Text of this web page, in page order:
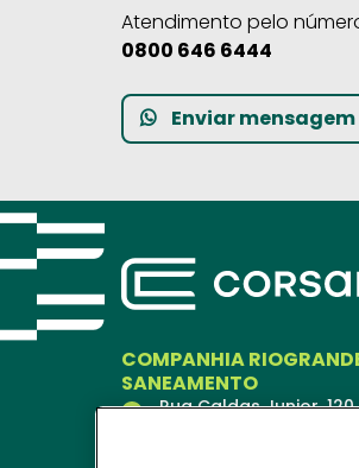
Atendimento pelo
0800 646 6444
Enviar mensagem
COMPANHIA
SANEAMENTO
Rua Caldas Junior, 120